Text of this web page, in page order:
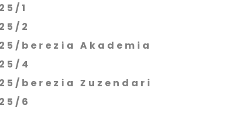
1
2
berezia Akademia
4
berezia Zuzendari
6